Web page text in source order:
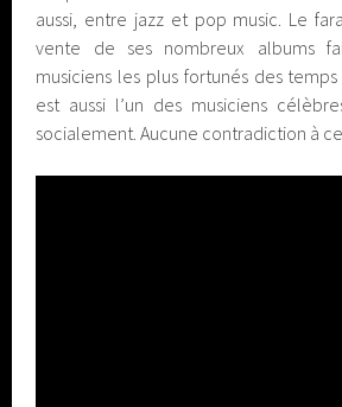
aussi, entre jazz et pop music. Le
vente de ses nombreux albums
musiciens les plus fortunés des
est aussi l’un des musiciens
socialement. Aucune contradiction à